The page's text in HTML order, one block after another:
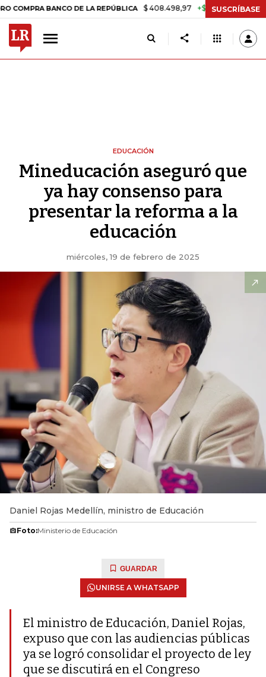
BANCO DE LA REPÚBLICA $ 408.498,97 +$ 8.753,81 +2,19%
SUSCRÍBASE
EDUCACIÓN
Mineducación aseguró que
ya hay consenso para
presentar la reforma a la
educación
miércoles, 19 de febrero de 2025
Daniel Rojas Medellín, ministro de Educación
Foto:Ministerio de Educación
GUARDAR
UNIRSE A WHATSAPP
El ministro de Educación, Daniel Rojas,
expuso que con las audiencias públicas
ya se logró consolidar el proyecto de ley
que se discutirá en el Congreso